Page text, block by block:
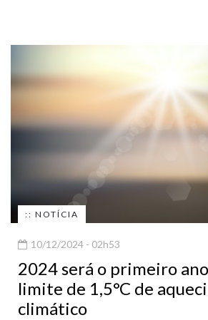
:: NOTÍCIA
10/12/2024 - 02h53
2024 será o primeiro
limite de 1,5°C de
climático